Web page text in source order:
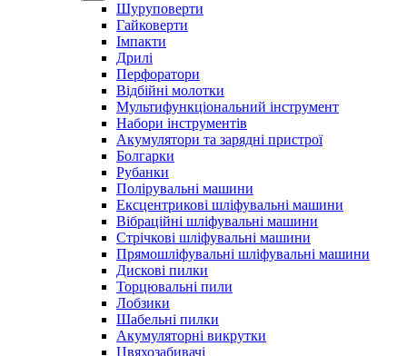
Шуруповерти
Гайковерти
Імпакти
Дрилі
Перфоратори
Відбійні молотки
Мультифункціональний інструмент
Набори інструментів
Акумулятори та зарядні пристрої
Болгарки
Рубанки
Полірувальні машини
Ексцентрикові шліфувальні машини
Вібраційні шліфувальні машини
Стрічкові шліфувальні машини
Прямошліфувальні шліфувальні машини
Дискові пилки
Торцювальні пили
Лобзики
Шабельні пилки
Акумуляторні викрутки
Цвяхозабивачі